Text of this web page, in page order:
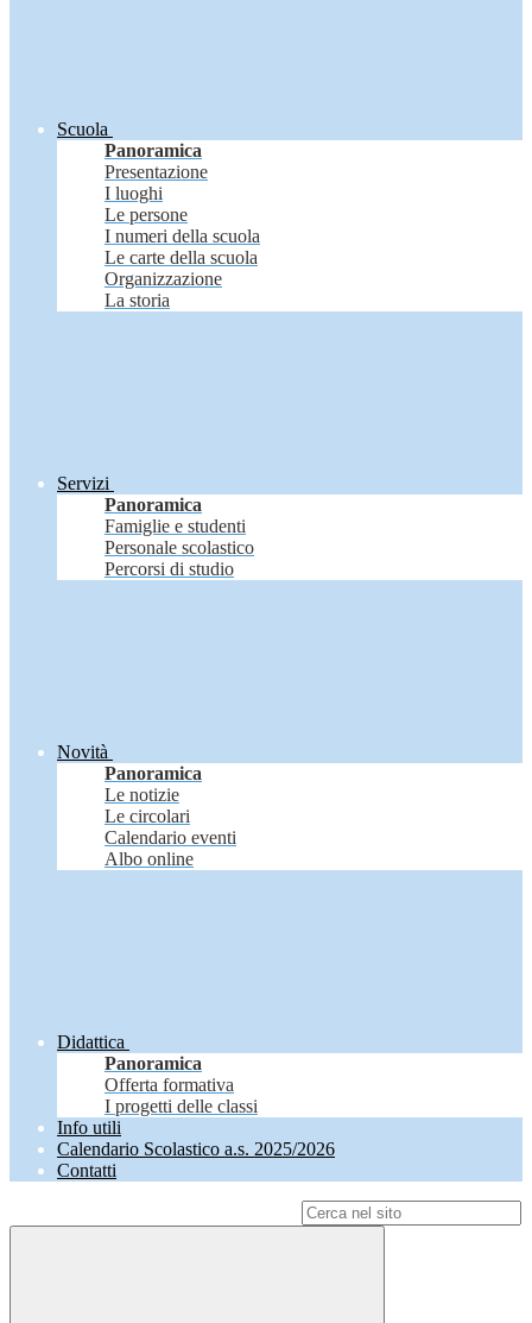
Scuola
Panoramica
Presentazione
I luoghi
Le persone
I numeri della scuola
Le carte della scuola
Organizzazione
La storia
Servizi
Panoramica
Famiglie e studenti
Personale scolastico
Percorsi di studio
Novità
Panoramica
Le notizie
Le circolari
Calendario eventi
Albo online
Didattica
Panoramica
Offerta formativa
I progetti delle classi
Info utili
Calendario Scolastico a.s. 2025/2026
Contatti